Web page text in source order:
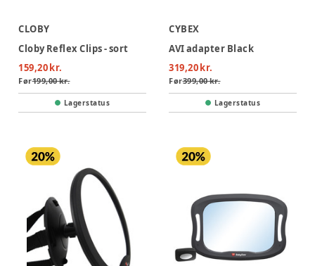
CLOBY
Cloby Reflex Clips - sort
159,20 kr.
Før199,00 kr.
Lagerstatus
CYBEX
AVI adapter Black
319,20 kr.
Før399,00 kr.
Lagerstatus